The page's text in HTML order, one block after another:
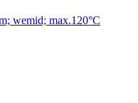
wemid; max.120°C